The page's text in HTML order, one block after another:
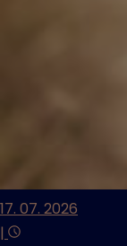
17. 07. 2026
|